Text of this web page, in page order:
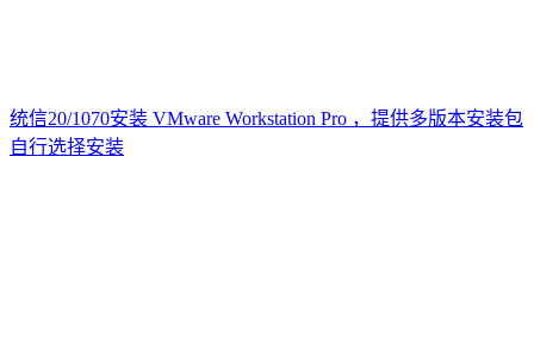
统信20/1070安装 VMware Workstation Pro ，提供多版本安装包
自行选择安装